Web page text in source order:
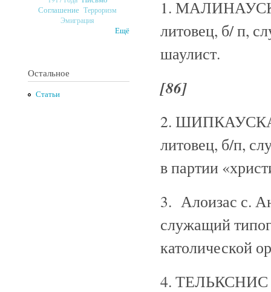
Соглашение Терроризм
Эмиграция
Ещё
Остальное
Статьи
1.
литовец, б/ п,
шаулист.
[86]
2. ШИПКАУСКАС
литовец, б/п,
в партии
3. Алоизас с.
служащий
католической
4. ТЕЛЬКСНИС